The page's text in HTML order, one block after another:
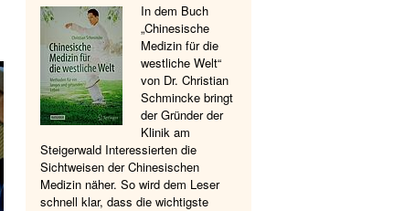
In dem Buch
„Chinesische
Medizin für die
westliche Welt“
von Dr. Christian
Schmincke bringt
der Gründer der
Klinik am
Steigerwald Interessierten die
Sichtweisen der Chinesischen
Medizin näher. So wird dem Leser
schnell klar, dass die wichtigste